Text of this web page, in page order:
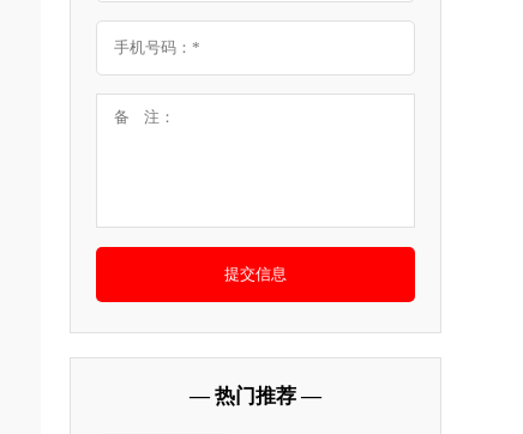
— 热门推荐 —